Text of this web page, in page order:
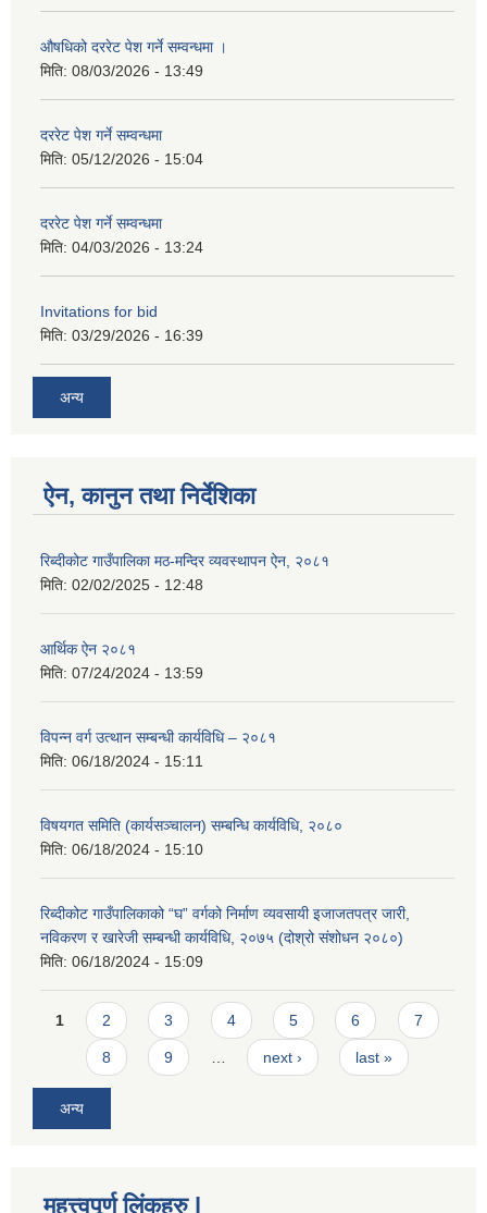
औषधिको दररेट पेश गर्ने सम्वन्धमा ।
मिति: 08/03/2026 - 13:49
दररेट पेश गर्ने सम्वन्धमा
मिति: 05/12/2026 - 15:04
दररेट पेश गर्ने सम्वन्धमा
मिति: 04/03/2026 - 13:24
Invitations for bid
मिति: 03/29/2026 - 16:39
अन्य
ऐन, कानुन तथा निर्देशिका
रिब्दीकोट गाउँपालिका मठ-मन्दिर व्यवस्थापन ऐन, २०८१
मिति: 02/02/2025 - 12:48
आर्थिक ऐन २०८१
मिति: 07/24/2024 - 13:59
विपन्न वर्ग उत्थान सम्बन्धी कार्यविधि – २०८१
मिति: 06/18/2024 - 15:11
विषयगत समिति (कार्यसञ्चालन) सम्बन्धि कार्यविधि, २०८०
मिति: 06/18/2024 - 15:10
रिब्दीकोट गाउँपालिकाको “घ” वर्गको निर्माण व्यवसायी इजाजतपत्र जारी,
नविकरण र खारेजी सम्बन्धी कार्यविधि, २०७५ (दोश्रो संशोधन २०८०)
मिति: 06/18/2024 - 15:09
Pages
1 2 3 4 5 6 7
8 9 … next › last »
अन्य
महत्त्वपूर्ण लिंकहरु |